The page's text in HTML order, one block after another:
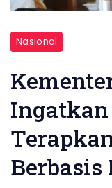
Nasional
Ingatkan